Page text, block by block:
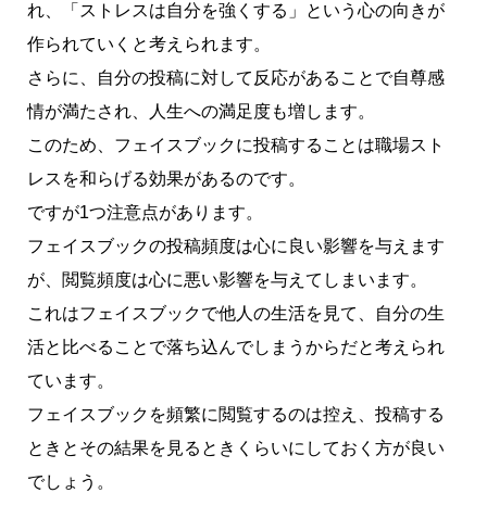
れ、「ストレスは自分を強くする」という心の向きが
作られていくと考えられます。
さらに、自分の投稿に対して反応があることで自尊感
情が満たされ、人生への満足度も増します。
このため、フェイスブックに投稿することは職場スト
レスを和らげる効果があるのです。
ですが1つ注意点があります。
フェイスブックの投稿頻度は心に良い影響を与えます
が、閲覧頻度は心に悪い影響を与えてしまいます。
これはフェイスブックで他人の生活を見て、自分の生
活と比べることで落ち込んでしまうからだと考えられ
ています。
フェイスブックを頻繁に閲覧するのは控え、投稿する
ときとその結果を見るときくらいにしておく方が良い
でしょう。